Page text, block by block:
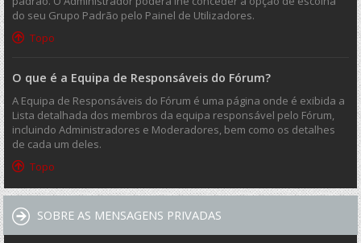
do seu Grupo Padrão pelo Painel de Utilizadores.
Topo
O que é a Equipa de Responsáveis do Fórum?
A Equipa de Responsáveis do Fórum é uma página onde é exibida a
Lista detalhada dos membros da equipa responsável pelo Fórum,
incluindo Administradores e Moderadores, bem como os detalhes
de cada um deles.
Topo
SOBRE AS MENSAGENS PRIVADAS